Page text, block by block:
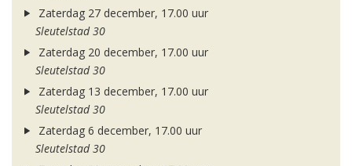
Zaterdag 27 december, 17.00 uur
Sleutelstad 30
Zaterdag 20 december, 17.00 uur
Sleutelstad 30
Zaterdag 13 december, 17.00 uur
Sleutelstad 30
Zaterdag 6 december, 17.00 uur
Sleutelstad 30